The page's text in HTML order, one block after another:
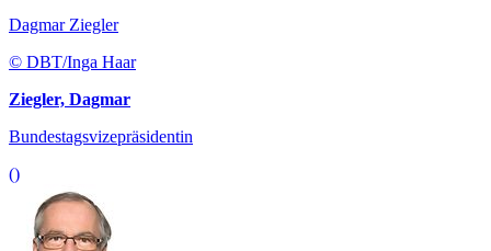
Dagmar Ziegler
© DBT/Inga Haar
Ziegler, Dagmar
Bundestagsvizepräsidentin
()